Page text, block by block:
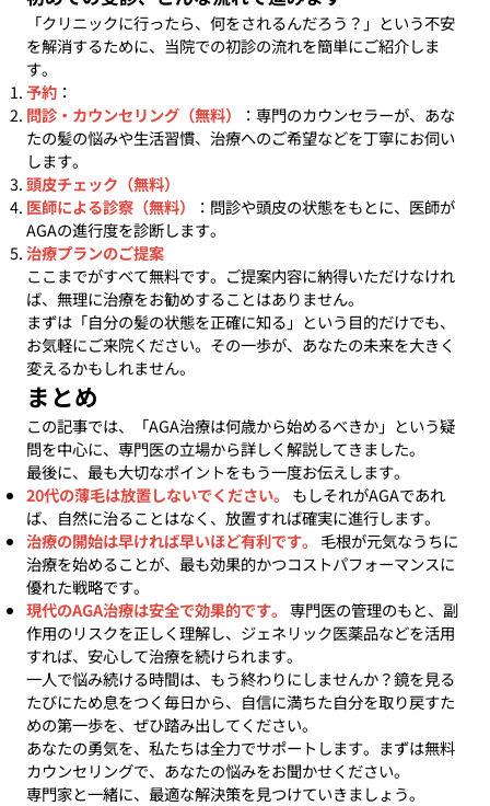
「クリニックに行ったら、何をされるんだろう？」という不安
を解消するために、当院での初診の流れを簡単にご紹介しま
す。
予約：
問診・カウンセリング（無料）
：専門のカウンセラーが、あな
たの髪の悩みや生活習慣、治療へのご希望などを丁寧にお伺い
します。
頭皮チェック（無料）
医師による診察（無料）
：問診や頭皮の状態をもとに、医師が
AGAの進行度を診断します。
治療プランのご提案
ここまでがすべて無料です。ご提案内容に納得いただけなけれ
ば、無理に治療をお勧めすることはありません。
まずは「自分の髪の状態を正確に知る」という目的だけでも、
お気軽にご来院ください。その一歩が、あなたの未来を大きく
変えるかもしれません。
まとめ
この記事では、「AGA治療は何歳から始めるべきか」という疑
問を中心に、専門医の立場から詳しく解説してきました。
最後に、最も大切なポイントをもう一度お伝えします。
20代の薄毛は放置しないでください。
もしそれがAGAであれ
ば、自然に治ることはなく、放置すれば確実に進行します。
治療の開始は早ければ早いほど有利です。
毛根が元気なうちに
治療を始めることが、最も効果的かつコストパフォーマンスに
優れた戦略です。
現代のAGA治療は安全で効果的です。 専門医の管理のもと、副
作用のリスクを正しく理解し、ジェネリック医薬品などを活用
すれば、安心して治療を続けられます。
一人で悩み続ける時間は、もう終わりにしませんか？鏡を見る
たびにため息をつく毎日から、自信に満ちた自分を取り戻すた
めの第一歩を、ぜひ踏み出してください。
あなたの勇気を、私たちは全力でサポートします。まずは無料
カウンセリングで、あなたの悩みをお聞かせください。
専門家と一緒に、最適な解決策を見つけていきましょう。